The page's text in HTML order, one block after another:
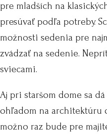
pre mladších na
presúvať podľa potreby.
možnosti sedenia pre
zvádzať na sedenie.
sviecami.
Aj pri staršom dome sa
ohľadom na architektúru
možno raz bude pre